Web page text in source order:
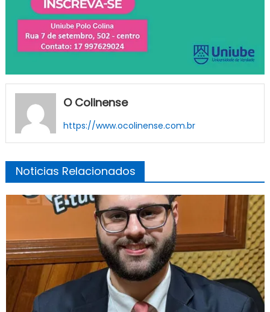
O Colinense
https://www.ocolinense.com.br
Noticias Relacionados